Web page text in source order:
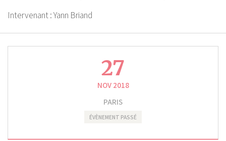
Intervenant :Yann Briand
27
NOV 2018
PARIS
ÉVÈNEMENT PASSÉ